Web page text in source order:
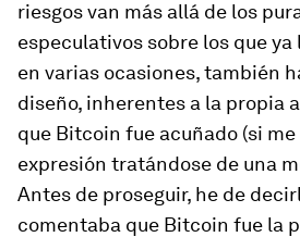
riesgos van más allá de los
especulativos sobre los que
en varias ocasiones, también
diseño, inherentes a la propia
que Bitcoin fue acuñado (si
expresión tratándose de una
Antes de proseguir, he de
comentaba que Bitcoin fue la